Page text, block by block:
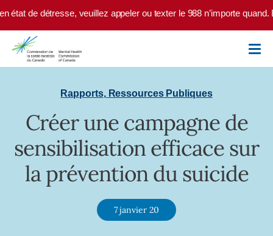
Skip to main content
de détresse, veuillez appeler ou texter le 988 n’importe quand.
Rapports, Ressources Publiques
Créer une campagne de
sensibilisation efficace sur
la prévention du suicide
7 janvier 20